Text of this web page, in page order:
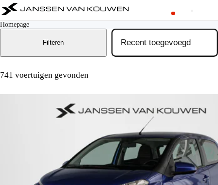
Homepage
741 voertuigen gevonden
Filteren